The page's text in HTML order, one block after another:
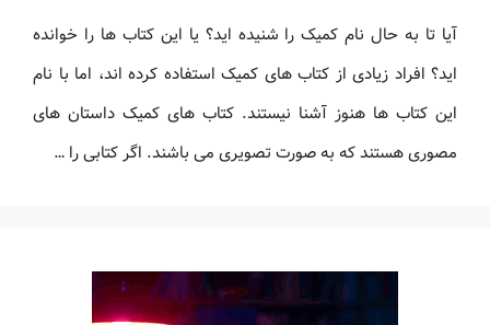
آیا تا به حال نام کمیک را شنیده اید؟ یا این کتاب ها را خوانده
اید؟ افراد زیادی از کتاب های کمیک استفاده کرده اند، اما با نام
این کتاب ها هنوز آشنا نیستند. کتاب های کمیک داستان های
مصوری هستند که به صورت تصویری می باشند. اگر کتابی را …